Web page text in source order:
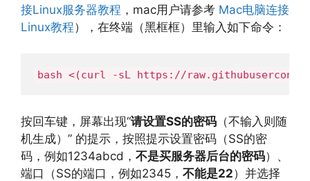
接Linux服务器教程 ，mac用户请参考 Mac电脑连接
Linux教程），在终端（黑框框）里输入如下命令：
bash <(curl -sL https://
按回车键，屏幕出现“请设置SS的密码 （不输入则随
机生成）” 的提示，按照提示设置密码（SS的密
码，例如1234abcd， 不是买服务器后台的密码）、
端口（SS的端口，例如2345， 不能是22）并选择